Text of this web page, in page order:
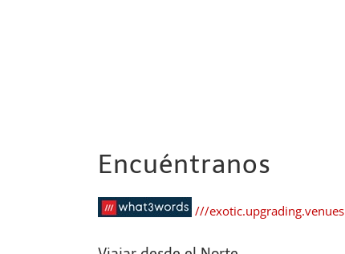
Encuéntranos
///exotic.upgrading.venues